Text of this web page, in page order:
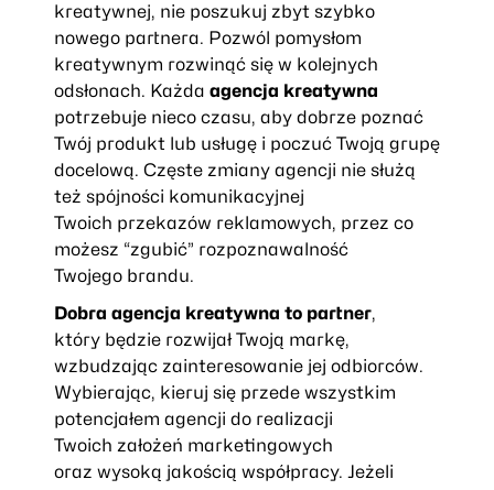
kreatywnej, nie poszukuj zbyt szybko
nowego partnera. Pozwól pomysłom
kreatywnym rozwinąć się w kolejnych
odsłonach. Każda agencja kreatywna
potrzebuje nieco czasu, aby dobrze poznać
Twój produkt lub usługę i poczuć Twoją grupę
docelową. Częste zmiany agencji nie służą
też spójności komunikacyjnej
Twoich przekazów reklamowych, przez co
możesz “zgubić” rozpoznawalność
Twojego brandu.
Dobra agencja kreatywna to partner,
który będzie rozwijał Twoją markę,
wzbudzając zainteresowanie jej odbiorców.
Wybierając, kieruj się przede wszystkim
potencjałem agencji do realizacji
Twoich założeń marketingowych
oraz wysoką jakością współpracy. Jeżeli